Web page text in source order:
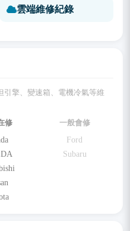
雲端維修紀錄
引擎、變速箱、電機冷氣等維
修
一般會修
Ford
Subaru